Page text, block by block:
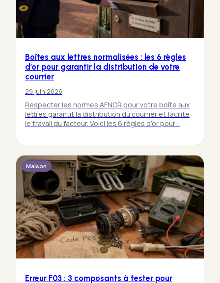
Boîtes aux lettres normalisées : les 6 règles
d’or pour garantir la distribution de votre
courrier
29 juin 2026
Respecter les normes AFNOR pour votre boîte aux
lettres garantit la distribution du courrier et facilite
le travail du facteur. Voici les 6 règles d’or pour…
Maison
Erreur F03 : 3 composants à tester pour